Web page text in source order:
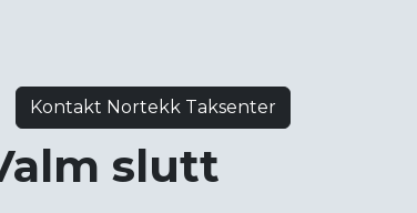
Kontakt Nortekk Taksenter
slutt